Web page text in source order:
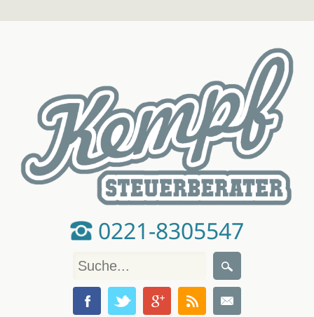
0221-8305547